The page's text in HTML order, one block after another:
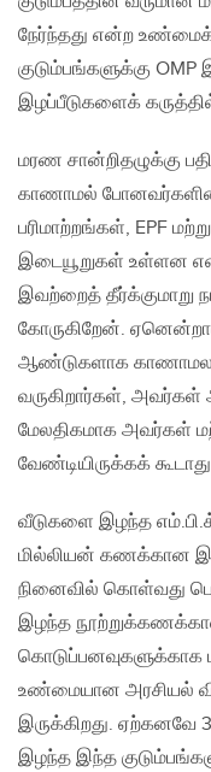
நேர்ந்தது என்ற
குடும்பங்களுக்கு
இழப்பீடுகளைக்
மரண சான்றிதழுக்கு
காணாமல் போனவர்களின்
பரிமாற்றங்கள், EPF
இடையூறுகள் உள்ளன
இவற்றைத் தீர்க்குமாறு
கோருகிறேன்.
ஆண்டுகளாக
வருகிறார்கள், அவர்கள்
மேலதிகமாக அவர்கள்
வேண்டியிருக்கக்
வீடுகளை இழந்த
மில்லியன் கணக்கான
நினைவில் கொள்வது
இழந்த
கொடுப்பனவுகளுக்காக
உண்மையான அரசியல்
இருக்கிறது.
இழந்த இந்த